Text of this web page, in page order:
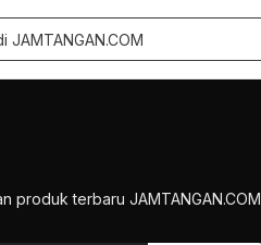
produk terbaru JAMTANGAN.COM